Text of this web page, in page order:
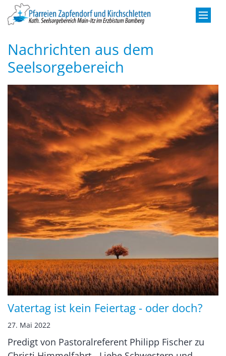
Zum Inhalt springen
Nachrichten aus dem
Seelsorgebereich
Vatertag ist kein Feiertag - oder doch?
27. Mai 2022
Predigt von Pastoralreferent Philipp Fischer zu